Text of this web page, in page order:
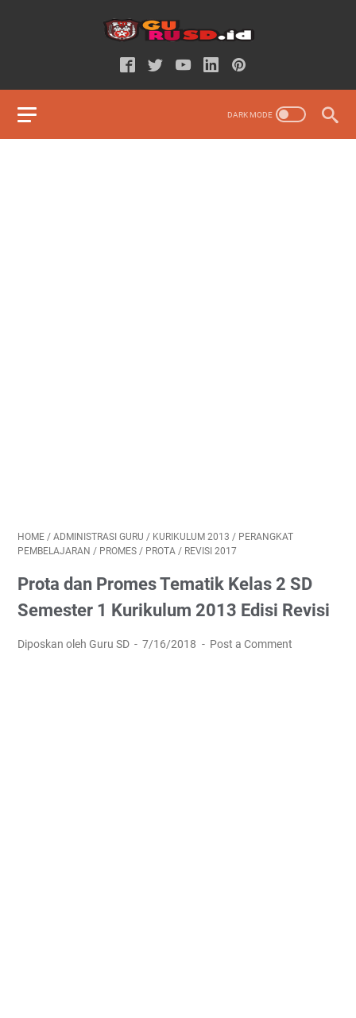
HOME / ADMINISTRASI GURU / KURIKULUM 2013 / PERANGKAT
PEMBELAJARAN / PROMES / PROTA / REVISI 2017
Prota dan Promes Tematik Kelas 2 SD
Semester 1 Kurikulum 2013 Edisi Revisi
Diposkan oleh Guru SD 7/16/2018 Post a Comment